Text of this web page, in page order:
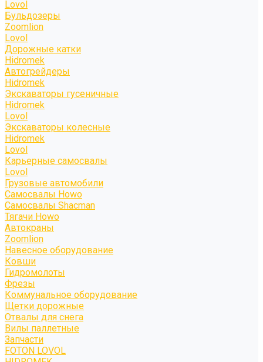
Lovol
Бульдозеры
Zoomlion
Lovol
Дорожные катки
Hidromek
Автогрейдеры
Hidromek
Экскаваторы гусеничные
Hidromek
Lovol
Экскаваторы колесные
Hidromek
Lovol
Карьерные самосвалы
Lovol
Грузовые автомобили
Самосвалы Howo
Самосвалы Shacman
Тягачи Howo
Автокраны
Zoomlion
Навесное оборудование
Ковши
Гидромолоты
Фрезы
Коммунальное оборудование
Щетки дорожные
Отвалы для снега
Вилы паллетные
Запчасти
FOTON LOVOL